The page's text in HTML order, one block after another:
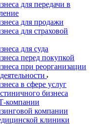
для передачи в
для продажи
для страховой
для суда
перед покупкой
при реорганизации
в сфере услуг
бизнеса
компании
компании
клиники